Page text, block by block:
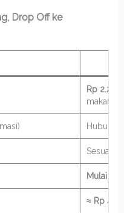
Drop Off ke
Rp
makan
Hubungi
Sesuai
Mulai Rp
≈ Rp